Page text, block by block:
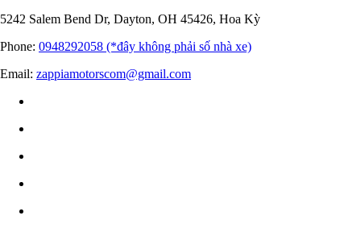
5242 Salem Bend Dr, Dayton, OH 45426, Hoa Kỳ
Phone: 0948292058 (*đây không phải số nhà xe)
Email: zappiamotorscom@gmail.com